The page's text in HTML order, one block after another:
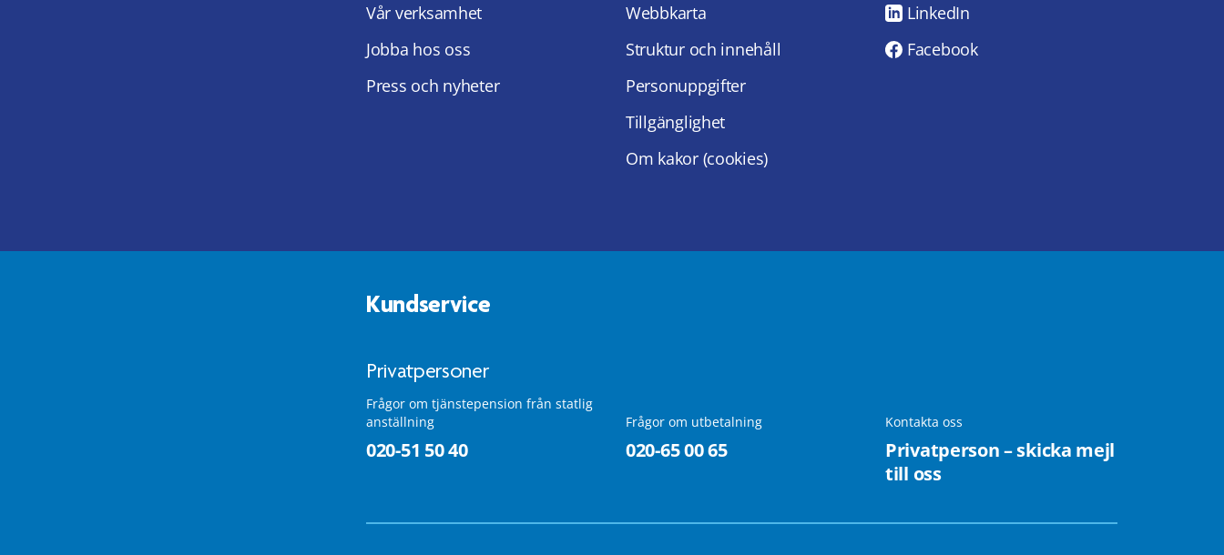
Vår verksamhet
Jobba hos oss
Press och nyheter
Webbkarta
Struktur och innehåll
Personuppgifter
Tillgänglighet
Om kakor (cookies)
LinkedIn
Facebook
Kundservice
Privatpersoner
Frågor om tjänstepension från statlig
anställning
020-51 50 40
Frågor om utbetalning
020-65 00 65
Kontakta oss
Privatperson – skicka mejl
till oss